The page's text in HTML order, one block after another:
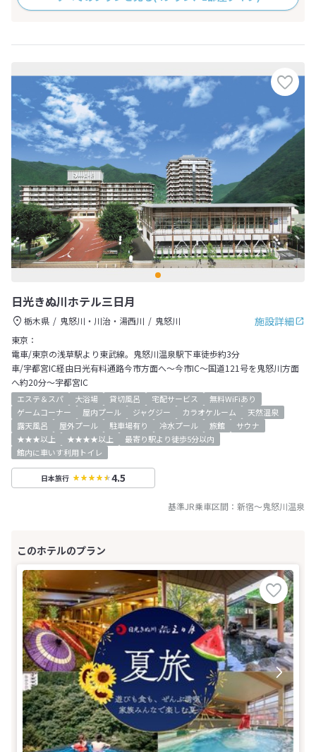
日光きぬ川ホテル三日月
施設詳細
栃木県 鬼怒川・川治・湯西川
鬼怒川
東京：
電車/東京の浅草駅より東武線。鬼怒川温泉駅下車徒歩約3分
車/宇都宮IC経由日光有料通路今市方面へ～今市IC～国道121号を鬼怒川方面
へ約20分～宇都宮IC
エステ＆スパ 大浴場 貸切風呂 宅配サービス
無料WiFiあり
ゲームコーナー
屋内プール ジャグジー カラオケルーム
天然温泉
露天風呂
屋外プール 駐車場有り 冷水プール 旅館
サウナ
★★★以上
★★★★以上
最寄り駅より徒歩5分以内
館内に車いす利用トイレ
日本旅行 4.5
基準JR乗車区間： 新宿～鬼怒川温泉